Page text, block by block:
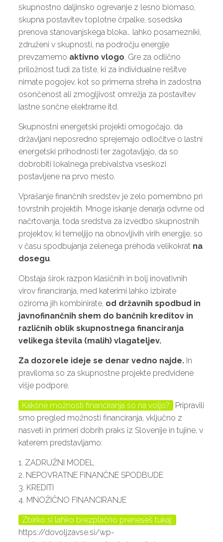
skupnostno daljinsko ogrevanje z lesno biomaso,
skupna postavitev toplotne črpalke, sosedska
prenova stanovanjskega bloka… lahko posamezniki,
združeni v skupnosti, na področju energije
prevzamemo aktivno vlogo. Gre za odlično
priložnost tudi za tiste, ki za individualne rešitve
nimate pogojev, kot so primerna streha in zadostna
osončenost ali zmogljivost omrežja za postavitev
lastne sončne elektrarne itd.
Skupnostni energetski projekti omogočajo, da
državljani neposredno sprejemajo odločitve o lastni
energetski prihodnosti ter zagotavljajo, da so
dobrobiti lokalnega prebivalstva vseskozi
postavljene na prvo mesto.
Vprašanje finančnih sredstev je zelo pomembno pri
tovrstnih projektih. Mnoge iskanje denarja odvrne od
načrtovanja, toda sredstva za izvedbo skupnostnih
projektov, ki temeljijo na obnovljivih virih energije, so
v času spodbujanja zelenega prehoda velikokrat na
dosegu.
Obstaja širok razpon klasičnih in bolj inovativnih
virov financiranja, med katerimi lahko izbirate
oziroma jih kombinirate, od državnih spodbud in
javnofinančnih shem do bančnih kreditov in
različnih oblik skupnostnega financiranja
velikega števila (malih) vlagateljev.
Za dozorele ideje se denar vedno najde.In
praviloma so za skupnostne projekte predvidene
višje podpore.
Kakšne možnosti financiranja so na voljo? Pripravili
smo pregled možnosti financiranja, vključno z
nasveti in primeri dobrih praks iz Slovenije in tujine, v
katerem predstavljamo:
1. ZADRUŽNI MODEL
2. NEPOVRATNE FINANČNE SPODBUDE
3. KREDITI
4. MNOŽIČNO FINANCIRANJE
Zbirko si lahko brezplačno preneseš tukaj:
https://dovoljzavse.si/wp-